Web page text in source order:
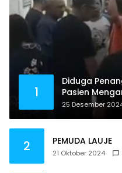
1
Diduga
Pasien
25 Desember
2 PEMUDA LAUJE
21 Oktober 2024